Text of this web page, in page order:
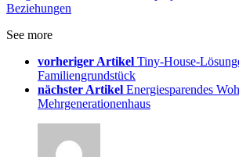
Beziehungen
See more
vorheriger Artikel Tiny-House-
Familiengrundstück
nächster Artikel Energiesparendes
Mehrgenerationenhaus